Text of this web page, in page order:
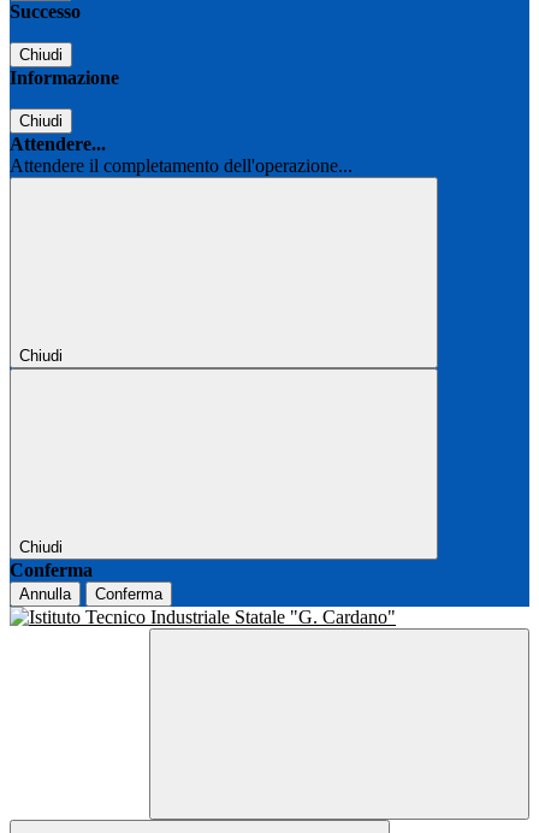
Successo
Chiudi
Informazione
Chiudi
Attendere...
Attendere il completamento dell'operazione...
Chiudi
Chiudi
Conferma
Annulla Conferma